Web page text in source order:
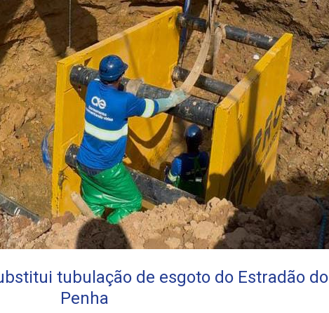
tubulação de esgoto do Estradão do
Penha